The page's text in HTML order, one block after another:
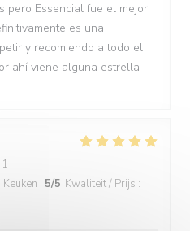
pero Essencial fue el mejor
es una
y recomiendo a todo el
ahí viene alguna estrella
Keuken : 5/5 Kwaliteit / Prijs :